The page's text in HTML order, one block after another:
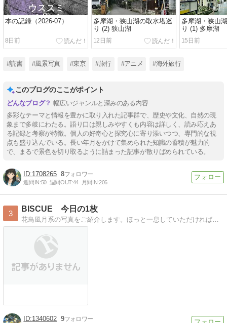
本の記録（2026-07）
8日前
多摩湖・狭山湖の取水塔巡
り (2) 狭山湖
12日前
多摩湖・狭山
り (1) 多摩湖
15日前
#読書 #風景写真 #東京 #旅行 #アニメ #海外旅行
このブログのここがポイント
幅広いジャンルと深みのある内容
多彩なテーマと情報を豊かに取り入れた記事群で、歴史や文化、自然の現
象まで多岐にわたる。語り口は親しみやすくも内容は詳しく、読み応えあ
る記録と考察が特徴。個人の好奇心と探究心に寄り添いつつ、専門的な視
点も盛り込んでいる。長い年月をかけて集められた知識の蓄積が魅力的
で、まるで景色を切り取るように詰まった記事が散りばめられている。
1708265 8
週間IN:50 週間OUT:44 月間IN:206
3
BISCUE 今日の1枚
花鳥風月系の写真をご紹介します。ほっと一息していただければ・・・。
1340602 9